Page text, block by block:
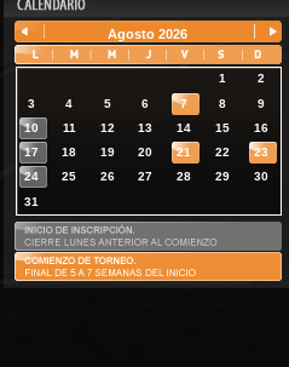
Agosto 2026
1
2
3
4 5 6 7 8
9
10
11 12 13 14 15
16
17
18 19 20 21 22
23
24
25 26 27 28 29
30
31